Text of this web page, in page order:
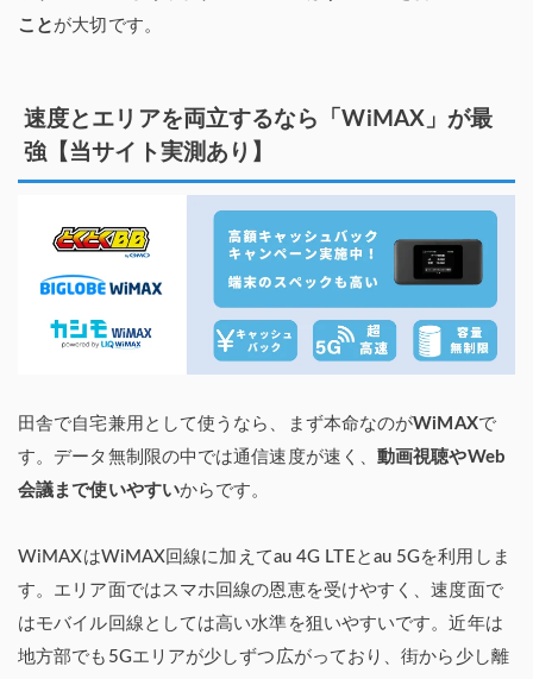
こと が大切です。
速度とエリアを両立するなら「WiMAX」が最
強【当サイト実測あり】
田舎で自宅兼用として使うなら、まず本命なのがWiMAXで
す。データ無制限の中では通信速度が速く、動画視聴やWeb
会議まで使いやすいからです。
WiMAXはWiMAX回線に加えてau 4G LTEとau 5Gを利用しま
す。エリア面ではスマホ回線の恩恵を受けやすく、速度面で
はモバイル回線としては高い水準を狙いやすいです。近年は
地方部でも5Gエリアが少しずつ広がっており、街から少し離